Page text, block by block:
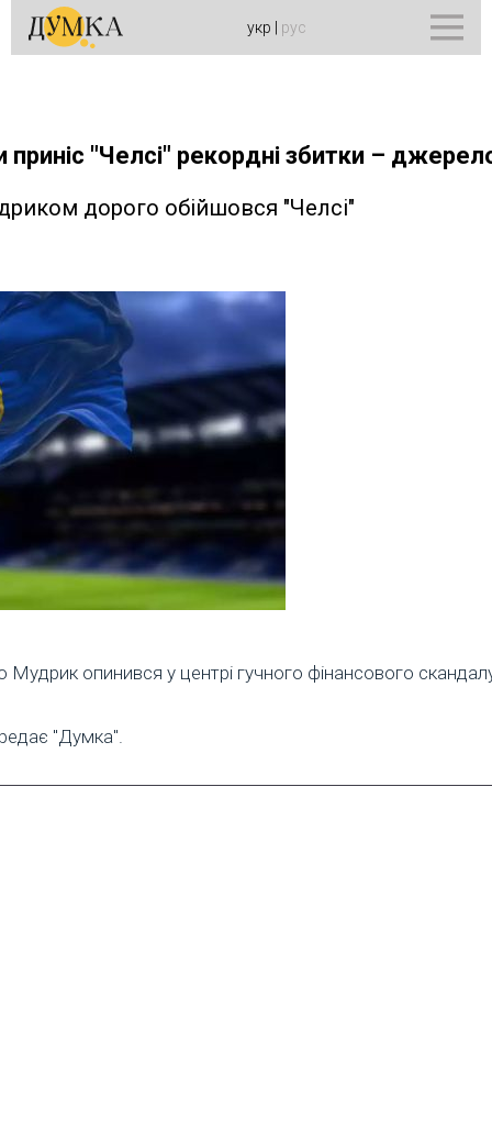
укр рус
приніс "Челсі" рекордні збитки –
дорого обійшовся "Челсі"
Мудрик опинився у центрі гучного фінансового
"Думка".